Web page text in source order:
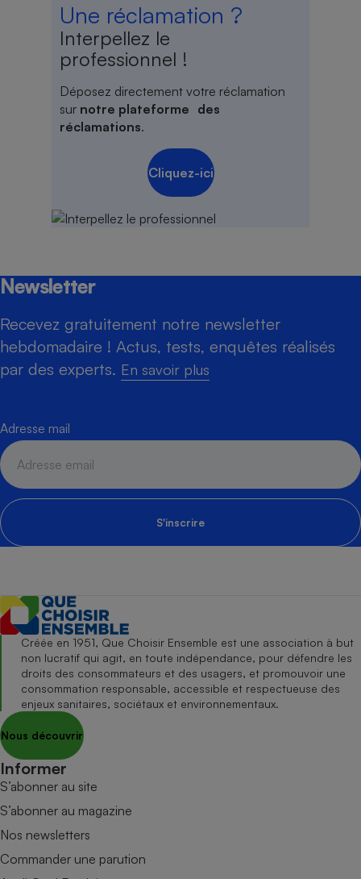
Une réclamation ?
Interpellez le
professionnel !
Déposez directement votre réclamation
sur notre plateforme des
réclamations.
Cliquez-ici
Newsletter
Recevez gratuitement notre newsletter
hebdomadaire ! Actus, tests, enquêtes réalisés
par des experts. En savoir plus
Adresse mail
S'inscrire
Créée en 1951, Que Choisir Ensemble est une association à but
non lucratif qui agit, en toute indépendance, pour défendre les
droits des consommateurs et des usagers, et promouvoir une
consommation responsable, accessible et respectueuse des
enjeux sanitaires, sociétaux et environnementaux.
Nous découvrir
Informer
S’abonner au site
S’abonner au magazine
Nos newsletters
Commander une parution